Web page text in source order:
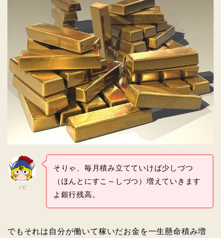
ノビ
そりゃ、毎月積み立てていけば少しづつ
（ほんとにすこ～しづつ）増えていきます
よ銀行残高。
でもそれは自分が働いて稼いだお金を一生懸命積み増